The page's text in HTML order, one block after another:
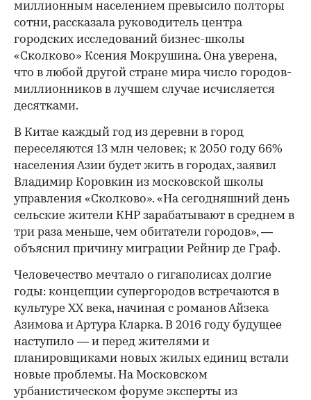
миллионным населением превысило полторы
сотни, рассказала руководитель центра
городских исследований бизнес-школы
«Сколково» Ксения Мокрушина. Она уверена,
что в любой другой стране мира число городов-
миллионников в лучшем случае исчисляется
десятками.
В Китае каждый год из деревни в город
переселяются 13 млн человек; к 2050 году 66%
населения Азии будет жить в городах, заявил
Владимир Коровкин из московской школы
управления «Сколково». «На сегодняшний день
сельские жители КНР зарабатывают в среднем в
три раза меньше, чем обитатели городов», —
объяснил причину миграции Рейнир де Граф.
Человечество мечтало о гигаполисах долгие
годы: концепции супергородов встречаются в
культуре XX века, начиная с романов Айзека
Азимова и Артура Кларка. В 2016 году будущее
наступило — и перед жителями и
планировщиками новых жилых единиц встали
новые проблемы. На Московском
урбанистическом форуме эксперты из